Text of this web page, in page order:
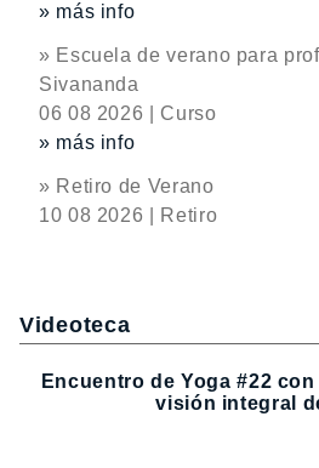
» más info
» Escuela de verano para
Sivananda
06 08 2026 | Curso
» más info
» Retiro de Verano
10 08 2026 | Retiro
Videoteca
Encuentro de Yoga #22
visión integral